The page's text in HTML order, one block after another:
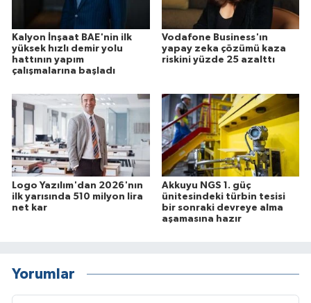
Kalyon İnşaat BAE'nin ilk
yüksek hızlı demir yolu
hattının yapım
çalışmalarına başladı
Vodafone Business'ın
yapay zeka çözümü kaza
riskini yüzde 25 azalttı
Logo Yazılım'dan 2026'nın
ilk yarısında 510 milyon lira
net kar
Akkuyu NGS 1. güç
ünitesindeki türbin tesisi
bir sonraki devreye alma
aşamasına hazır
Yorumlar